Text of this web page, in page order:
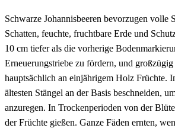
Schwarze Johannisbeeren bevorzugen volle
Schatten, feuchte, fruchtbare Erde und
10 cm tiefer als die vorherige
Erneuerungstriebe zu fördern, und
hauptsächlich an einjährigem Holz Früchte.
ältesten Stängel an der Basis beschneiden,
anzuregen. In Trockenperioden von der
der Früchte gießen. Ganze Fäden ernten,